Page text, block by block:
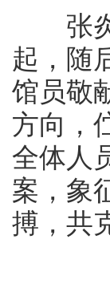
张炎
起，随
馆员敬
方向，
全体人
案，象
搏，共